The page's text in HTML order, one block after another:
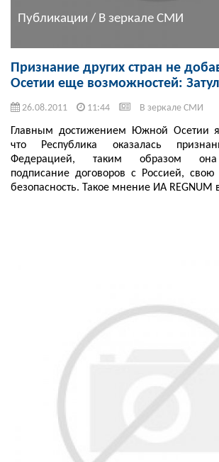
Публикации / В зеркале СМИ
Признание других стран не
Осетии еще возможностей:
26.08.2011 11:44 В зеркале СМИ
Главным достижением Южной Осетии
что Республика оказалась
Федерацией, таким образом она
подписание договоров с Россией, свою
безопасность. Такое мнение ИА REGNUM